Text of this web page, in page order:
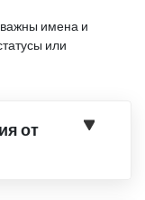
важны имена и
или
от